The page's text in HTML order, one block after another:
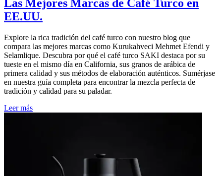
Las Mejores Marcas de Café Turco en
EE.UU.
Explore la rica tradición del café turco con nuestro blog que
compara las mejores marcas como Kurukahveci Mehmet Efendi y
Selamlique. Descubra por qué el café turco SAKI destaca por su
tueste en el mismo día en California, sus granos de arábica de
primera calidad y sus métodos de elaboración auténticos. Sumérjase
en nuestra guía completa para encontrar la mezcla perfecta de
tradición y calidad para su paladar.
Leer más